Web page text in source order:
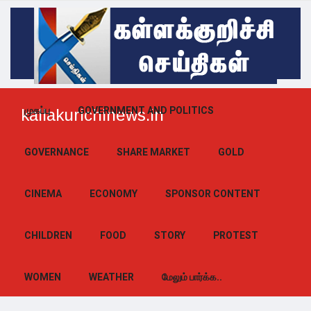
kallakurichinews.in
முகப்பு GOVERNMENT AND POLITICS
GOVERNANCE SHARE MARKET GOLD
CINEMA ECONOMY SPONSOR CONTENT
CHILDREN FOOD STORY PROTEST
WOMEN WEATHER மேலும் பார்க்க..